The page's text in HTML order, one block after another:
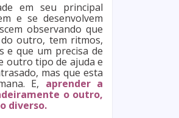
em seu principal
e se desenvolvem
observando que
outro, tem ritmos,
e que um precisa de
outro tipo de ajuda e
mas que esta
E, aprender a
o outro,
diverso.